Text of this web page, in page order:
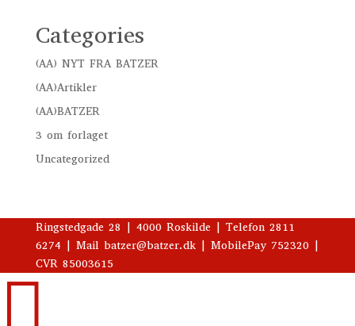
Categories
(AA) NYT FRA BATZER
(AA)Artikler
(AA)BATZER
3 om forlaget
Uncategorized
Ringstedgade 28 | 4000 Roskilde | Telefon 2811
6274 | Mail batzer@batzer.dk | MobilePay 752320 |
CVR 85003615